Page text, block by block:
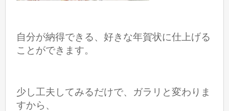
自分が納得できる、好きな年賀状に仕上げる
ことができます。
少し工夫してみるだけで、ガラリと変わりま
すから、